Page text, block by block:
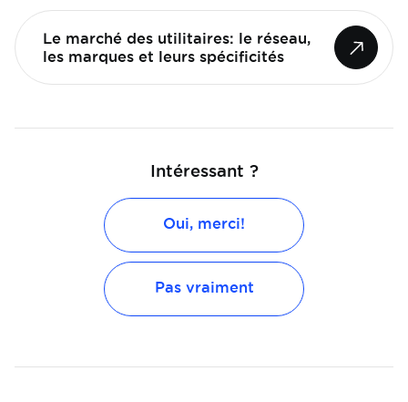
Le marché des utilitaires: le réseau,
les marques et leurs spécificités
Intéressant ?
Oui, merci!
Pas vraiment